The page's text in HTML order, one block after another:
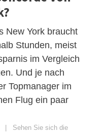
New York braucht
Stunden, meist
im Vergleich
Und je nach
Topmanager im
Flug ein paar
Sehen Sie sich die